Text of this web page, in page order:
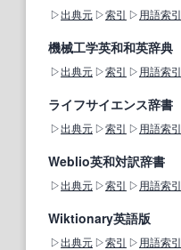
出典元 索引 用語索引
機械工学英和和英辞典
出典元 索引 用語索引
ライフサイエンス辞書
出典元 索引 用語索引
Weblio英和対訳辞書
出典元 索引 用語索引
Wiktionary英語版
出典元 索引 用語索引